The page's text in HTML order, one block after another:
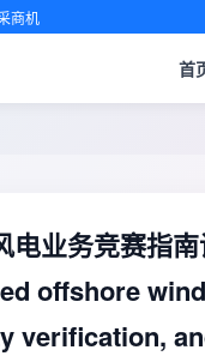
商机
首
电业务竞赛指
offshore
verification,